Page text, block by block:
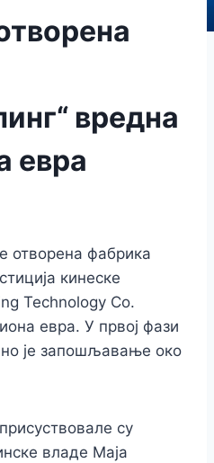
вредна
евра
отворена фабрика
кинеске
Technology Co.
евра. У првој фази
је запошљавање око
су
владе Маја